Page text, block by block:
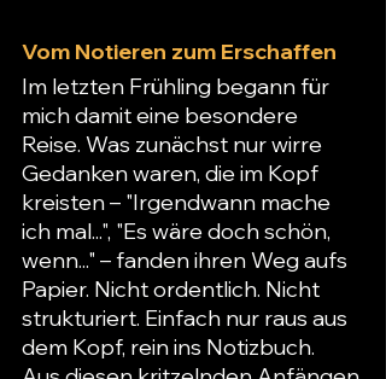
Vom Notieren zum Erschaffen
Im letzten Frühling begann für
mich damit eine besondere
Reise. Was zunächst nur wirre
Gedanken waren, die im Kopf
kreisten – "Irgendwann mache
ich mal...", "Es wäre doch schön,
wenn..." – fanden ihren Weg aufs
Papier. Nicht ordentlich. Nicht
strukturiert. Einfach nur raus aus
dem Kopf, rein ins Notizbuch.